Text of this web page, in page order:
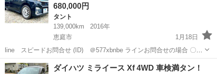
680,000円
タント
139,000km
2016年
恵庭市
1月18日
line スピードお問合せ (ID) ＠577xbnbe ラインお問合せの場合 〇お
名前 お電話番号 在庫番号 スピード審査希望とメッセージをいた
だけますとスムーズにご対応おこなえます。 ご希望のお車...
北海道 恵庭市 タント 自社
ダイハツ ミライース Xf 4WD 車検満タン！